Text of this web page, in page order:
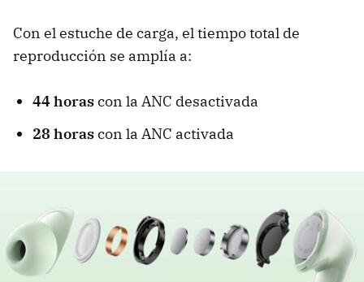
Con el estuche de carga, el tiempo total de
reproducción se amplía a:
44 horascon la ANC desactivada
28 horascon la ANC activada